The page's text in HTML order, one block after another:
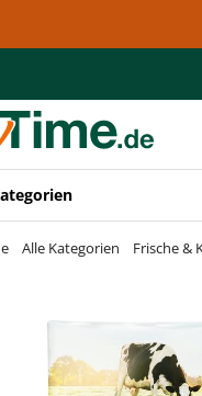
Alle Kategorien Frische &